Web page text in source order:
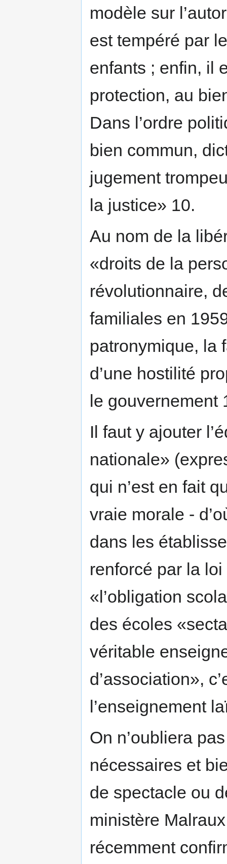
modèle sur
est tempéré par
enfants ; enfin, il
protection, au
Dans l’ordre
bien commun,
jugement
la justice» 10.
Au nom de la
«droits de la
révolutionnaire,
familiales en
patronymique, la
d’une hostilité
le gouvernement
Il faut y ajouter
nationale»
qui n’est en fait
vraie morale -
dans les
renforcé par la
«l’obligation
des écoles
véritable
d’association»,
l’enseignement
On n’oubliera
nécessaires et
de spectacle ou
ministère
récemment